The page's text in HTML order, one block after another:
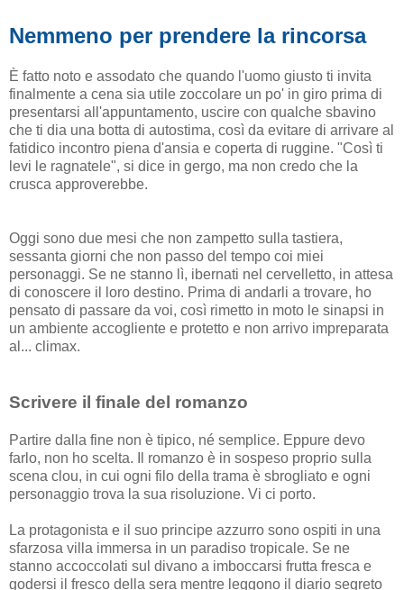
Nemmeno per prendere la rincorsa
È fatto noto e assodato che quando l'uomo giusto ti invita
finalmente a cena sia utile zoccolare un po' in giro prima di
presentarsi all'appuntamento, uscire con qualche sbavino
che ti dia una botta di autostima, così da evitare di arrivare al
fatidico incontro piena d'ansia e coperta di ruggine. "Così ti
levi le ragnatele", si dice in gergo, ma non credo che la
crusca approverebbe.
Oggi sono due mesi che non zampetto sulla tastiera,
sessanta giorni che non passo del tempo coi miei
personaggi. Se ne stanno lì, ibernati nel cervelletto, in attesa
di conoscere il loro destino. Prima di andarli a trovare, ho
pensato di passare da voi, così rimetto in moto le sinapsi in
un ambiente accogliente e protetto e non arrivo impreparata
al... climax.
Scrivere il finale del romanzo
Partire dalla fine non è tipico, né semplice. Eppure devo
farlo, non ho scelta. Il romanzo è in sospeso proprio sulla
scena clou, in cui ogni filo della trama è sbrogliato e ogni
personaggio trova la sua risoluzione. Vi ci porto.
La protagonista e il suo principe azzurro sono ospiti in una
sfarzosa villa immersa in un paradiso tropicale. Se ne
stanno accoccolati sul divano a imboccarsi frutta fresca e
godersi il fresco della sera mentre leggono il diario segreto